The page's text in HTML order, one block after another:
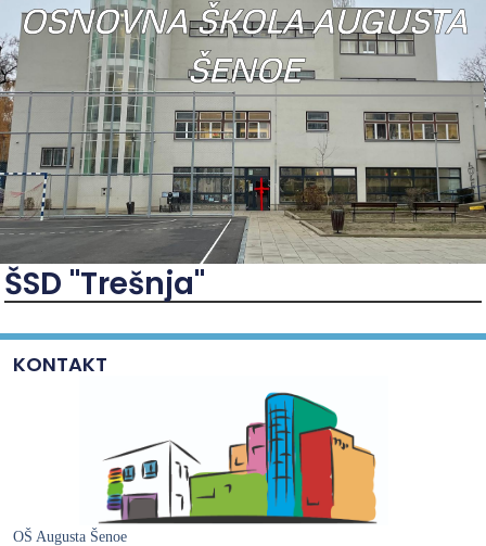
OSNOVNA ŠKOLA AUGUSTA
ŠENOE
ŠSD "Trešnja"
KONTAKT
OŠ Augusta Šenoe